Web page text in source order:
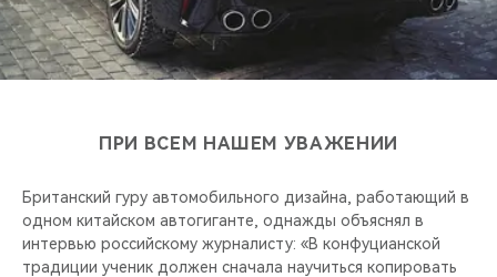
ПРИ ВСЕМ НАШЕМ УВАЖЕНИИ
Британский гуру автомобильного дизайна, работающий в
одном китайском автогиганте, однажды объяснял в
интервью российскому журналисту: «В конфуцианской
традиции ученик должен сначала научиться копировать